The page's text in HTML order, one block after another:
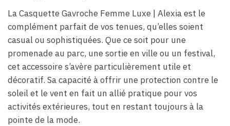
La Casquette Gavroche Femme Luxe​ | Alexia est le
complément parfait de vos tenues, qu’elles soient
casual ou sophistiquées. Que ce soit pour une
promenade au parc, une sortie en ville ou un festival,
cet accessoire s’avère particulièrement utile et
décoratif. Sa capacité à offrir une protection contre le
soleil et le vent en fait un allié pratique pour vos
activités extérieures, tout en restant toujours à la
pointe de la mode.